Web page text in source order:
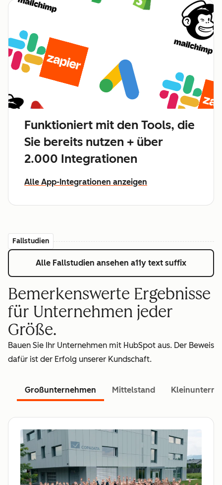
Funktioniert mit den Tools, die
Sie bereits nutzen + über
2.000 Integrationen
Alle App-Integrationen anzeigen
Fallstudien
Alle Fallstudien ansehen a11y text suffix
Bemerkenswerte Ergebnisse
für Unternehmen jeder
Größe.
Bauen Sie Ihr Unternehmen mit HubSpot aus. Der Beweis
dafür ist der Erfolg unserer Kundschaft.
Großunternehmen Mittelstand